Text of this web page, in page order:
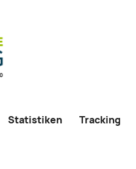
Statistiken Tracking